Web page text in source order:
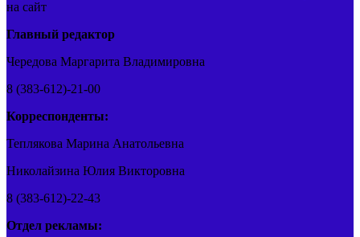
на сайт
Главный редактор
Чередова Маргарита Владимировна
8 (383-612)-21-00
Корреспонденты:
Теплякова Марина Анатольевна
Николайзина Юлия Викторовна
8 (383-612)-22-43
Отдел рекламы: